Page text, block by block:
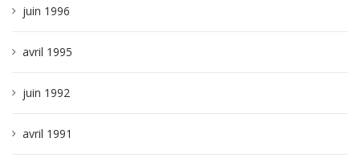
juin 1996
avril 1995
juin 1992
avril 1991